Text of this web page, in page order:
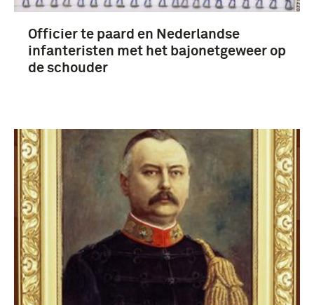
Europa (24)
Meer
Officier te paard en Nederlandse
infanteristen met het bajonetgeweer op
de schouder